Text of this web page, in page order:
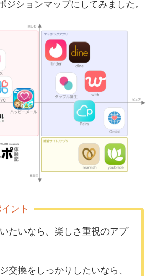
ジションマップにしてみました。
たいなら、楽しさ重視のアプ
交換をしっかりしたいなら、